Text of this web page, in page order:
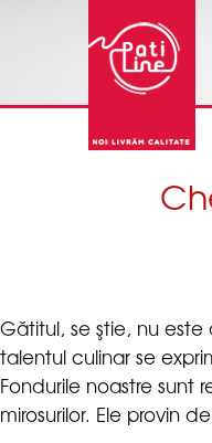
Gătitul, se ştie, nu
talentul culinar se
Fondurile noastre sunt
46085358-1',